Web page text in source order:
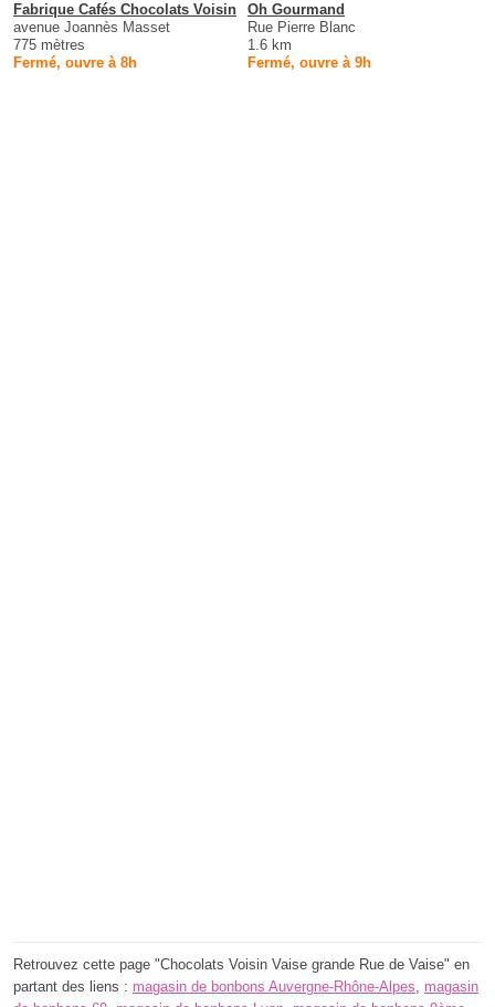
Fabrique Cafés Chocolats Voisin
avenue Joannès Masset
775 mètres
Fermé, ouvre à 8h
Oh Gourmand
Rue Pierre Blanc
1.6 km
Fermé, ouvre à 9h
Retrouvez cette page "Chocolats Voisin Vaise grande Rue de Vaise" en
partant des liens : magasin de bonbons Auvergne-Rhône-Alpes, magasin